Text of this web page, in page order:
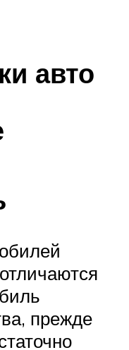
авто
прежде